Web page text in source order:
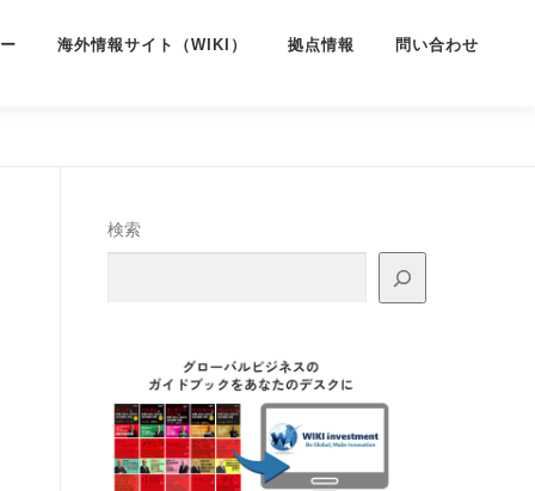
海外情報サイト（WIKI） 拠点情報 問い合わせ
検索